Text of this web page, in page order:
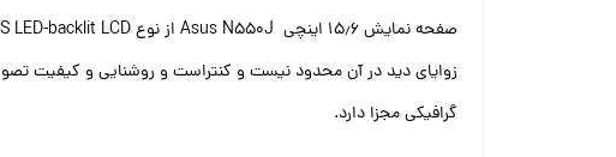
گرافیکی مجزا دارد.